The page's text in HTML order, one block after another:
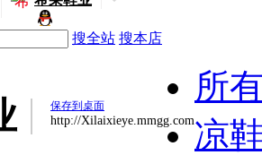
搜全站 搜本店
保存到桌面
http://Xilaixieye.mmgg.com
所
凉